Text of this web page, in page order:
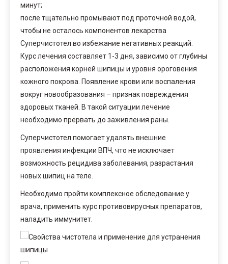
минут;
после тщательно промывают под проточной водой,
чтобы не осталось компонентов лекарства
Суперчистотел во избежание негативных реакций.
Курс лечения составляет 1-3 дня, зависимо от глубины
расположения корней шипицы и уровня ороговения
кожного покрова. Появление крови или воспаления
вокруг новообразования – признак повреждения
здоровых тканей. В такой ситуации лечение
необходимо прервать до заживления раны.
Суперчистотел помогает удалять внешние
проявления инфекции ВПЧ, что не исключает
возможность рецидива заболевания, разрастания
новых шипиц на теле.
Необходимо пройти комплексное обследование у
врача, применить курс противовирусных препаратов,
наладить иммунитет.